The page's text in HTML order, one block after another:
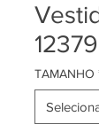
12379
TAMANHO